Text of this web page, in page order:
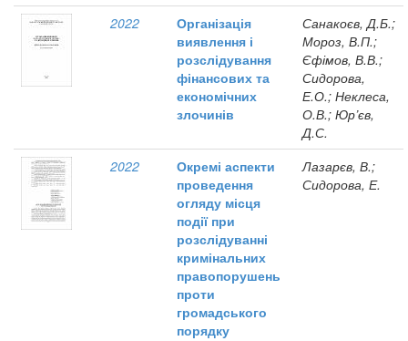
2022
Організація
виявлення і
розслідування
фінансових та
економічних
злочинів
Санакоєв, Д.Б.;
Мороз, В.П.;
Єфімов, В.В.;
Сидорова,
Е.О.; Неклеса,
О.В.; Юр’єв,
Д.С.
2022
Окремі аспекти
проведення
огляду місця
події при
розслідуванні
кримінальних
правопорушень
проти
громадського
порядку
Лазарєв, В.;
Сидорова, Е.